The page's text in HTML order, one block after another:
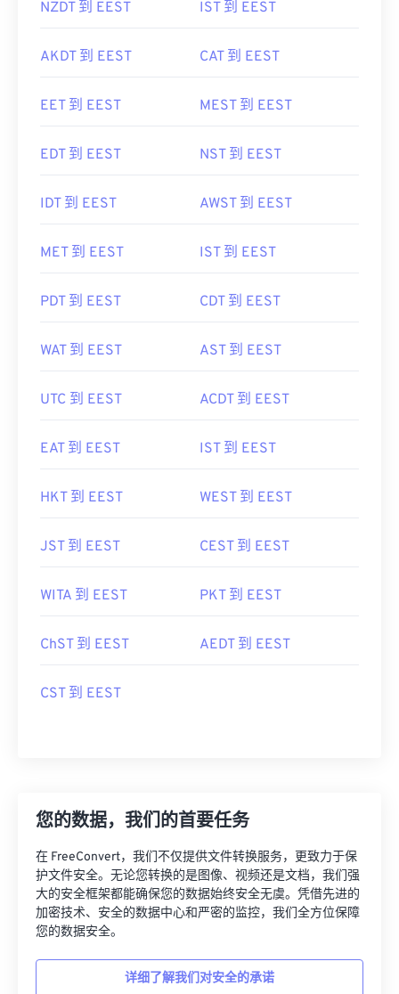
NZDT 到 EEST IST 到 EEST
AKDT 到 EEST CAT 到 EEST
EET 到 EEST MEST 到 EEST
EDT 到 EEST NST 到 EEST
IDT 到 EEST AWST 到 EEST
MET 到 EEST IST 到 EEST
PDT 到 EEST CDT 到 EEST
WAT 到 EEST AST 到 EEST
UTC 到 EEST ACDT 到 EEST
EAT 到 EEST IST 到 EEST
HKT 到 EEST WEST 到 EEST
JST 到 EEST CEST 到 EEST
WITA 到 EEST PKT 到 EEST
ChST 到 EEST AEDT 到 EEST
CST 到 EEST
您的数据，我们的首要任务
在 FreeConvert，我们不仅提供文件转换服务，更致力于保
护文件安全。无论您转换的是图像、视频还是文档，我们强
大的安全框架都能确保您的数据始终安全无虞。凭借先进的
加密技术、安全的数据中心和严密的监控，我们全方位保障
您的数据安全。
详细了解我们对安全的承诺